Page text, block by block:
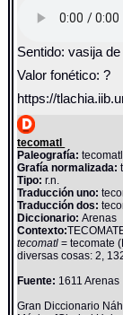
Sentido: vasija
Valor fonético: ?
https://
tecomatl
Paleografía: tecomatl
Grafía normalizada:
Tipo: r.n.
Traducción uno:
Traducción dos:
Diccionario:Arenas
Contexto:
tecomatl= tecomate
diversas cosas: 2,
Fuente: 1611 Arenas
Gran Diccionario